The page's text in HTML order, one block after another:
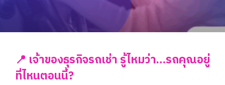
📍 เจ้าของธุรกิจรถเช่า รู้ไหมว่า…รถคุณอยู่
ที่ไหนตอนนี้?